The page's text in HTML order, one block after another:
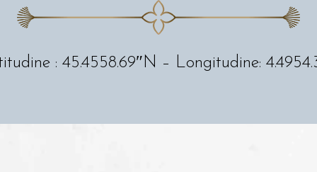
: 45.4558.69″N – Longitudine: